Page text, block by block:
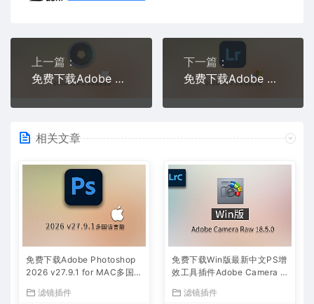
上一篇：
免费下载Adobe DNG Converter v18.2.0 for Mac多国语言中文版安装包图片RAW相机照片格式转换器Lrc数字负片PS插件软件工具
下一篇：
免费下载Adobe Photoshop Lightroom 2026 v9.2.0 for win 多国语言版中文安装包Lr软件图像摄影师修图调色后期处理最新工具
相关文章
免费下载Adobe Photoshop
2026 v27.9.1 for MAC多国
激活一键安装包Ai智能修图设
滤镜插件
免费下载Win版最新中文PS增
效工具插件Adobe Camera R
后期一键安装包预设Lrc照片
滤镜插件